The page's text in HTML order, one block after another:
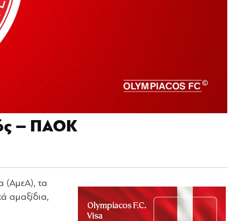
– ΠΑΟΚ
(ΑμεΑ), τα
αμαξίδια,